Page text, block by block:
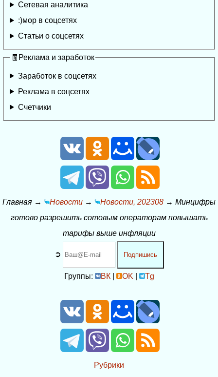
Сетевая аналитика
:)мор в соцсетях
Статьи о соцсетях
🧾Реклама и заработок
Заработок в соцсетях
Реклама в соцсетях
Счетчики
Главная → Новости → Новости, 202308 → Минцифры
готово разрешить сотовым операторам повышать
тарифы выше инфляции
➲ Подпишись
Группы: ВК| OK Tg
Рубрики